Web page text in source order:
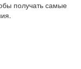
получать самые